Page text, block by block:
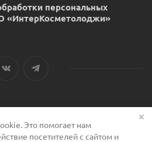
персональных
«ИнтерКосметолоджи»
для косметологов
Это помогает нам
посетителей с сайтом и